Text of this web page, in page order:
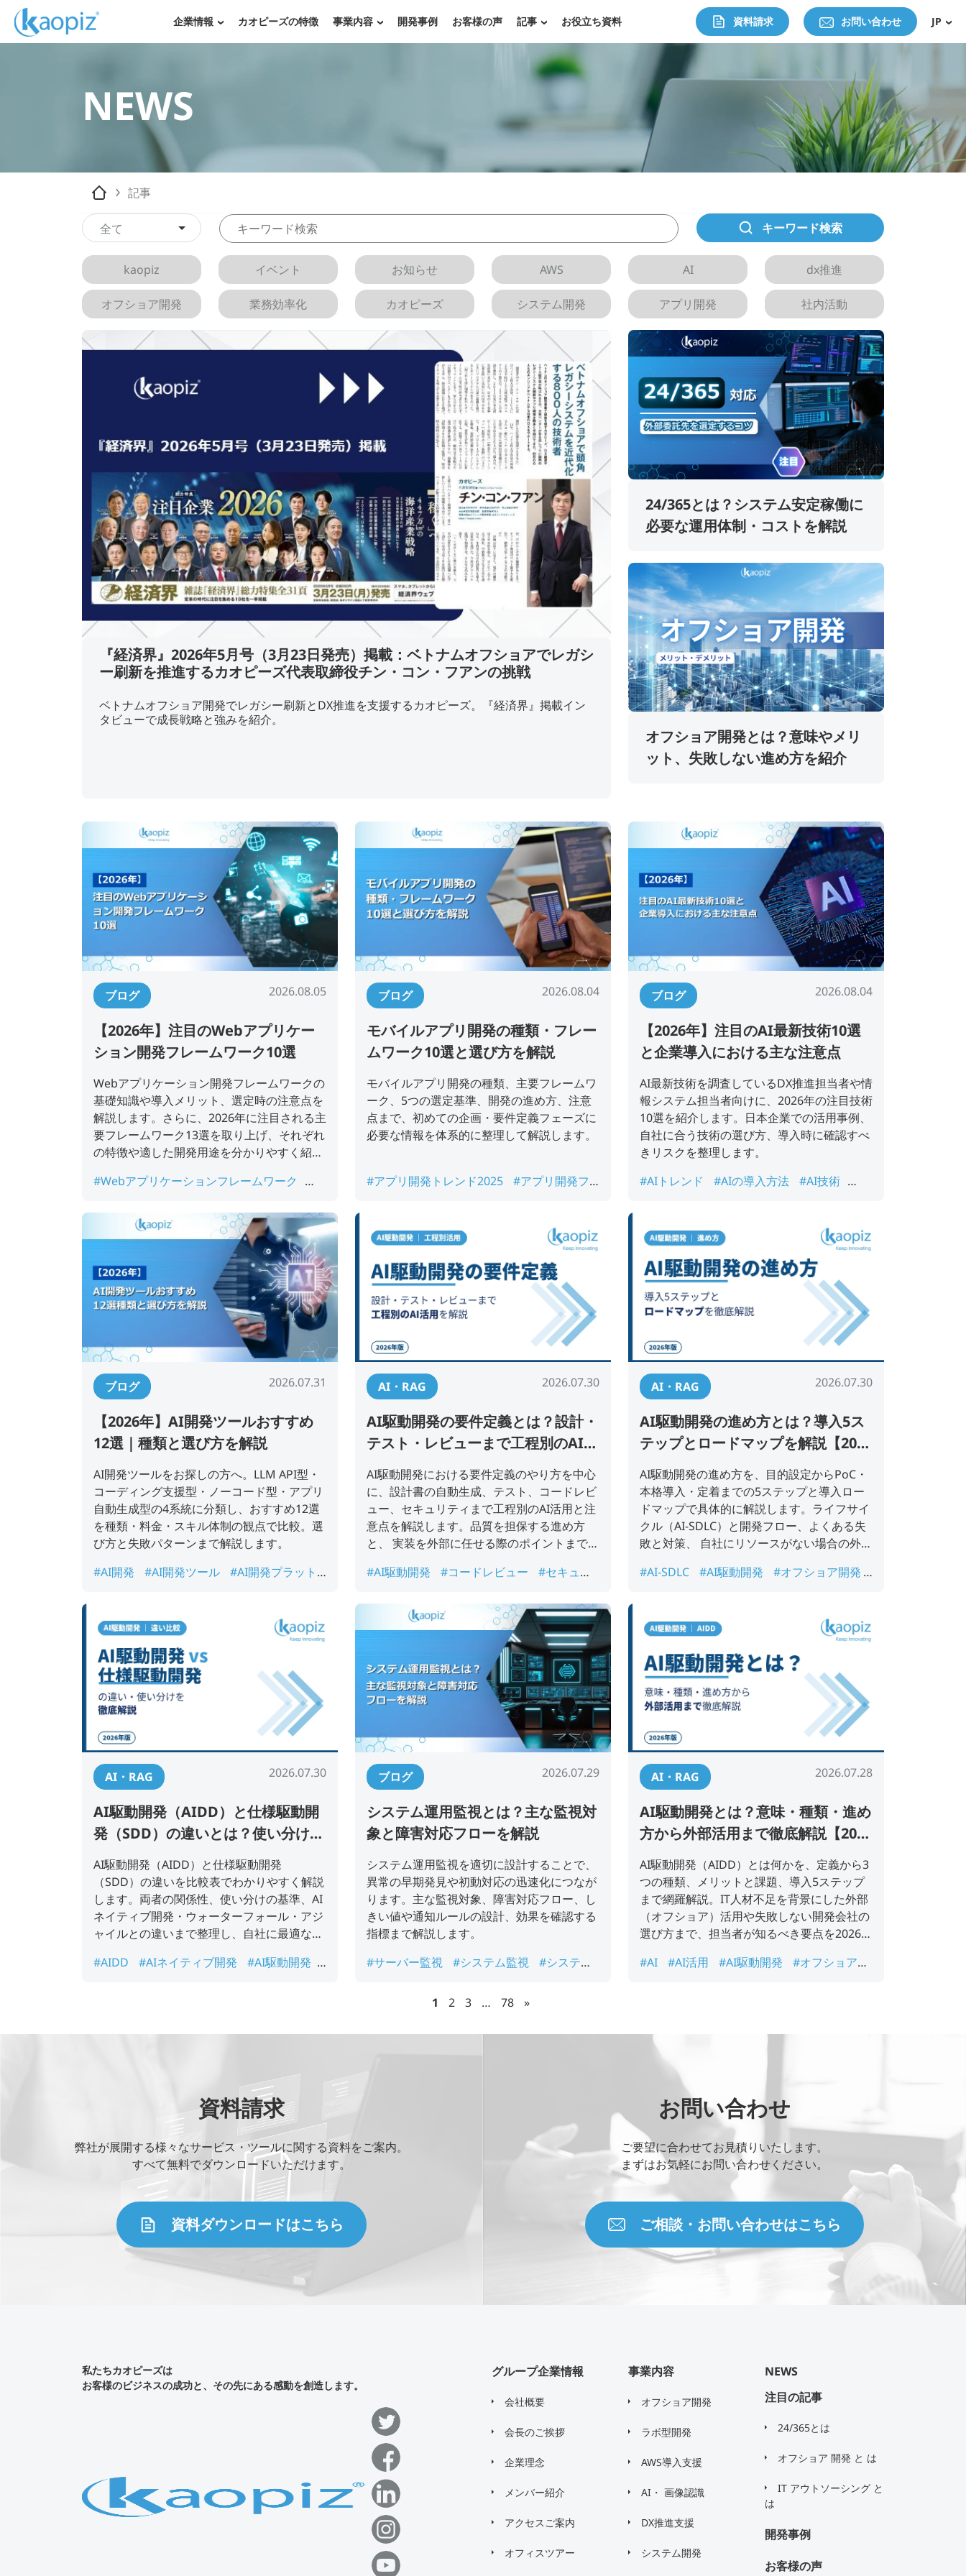
企業情報 カオピーズの特徴 事業内容 開発事例 お客様の声 記事 お役立ち資料 JP
資料請求 お問い合わせ
NEWS
記事
全て キーワード検索
kaopiz イベント お知らせ AWS AI dx推進
オフショア開発 業務効率化 カオピーズ システム開発 アプリ開発 社内活動
『経済界』2026年5月号（3月23日発売）掲載：ベトナムオフショアでレガシ
ー刷新を推進するカオピーズ代表取締役チン・コン・フアンの挑戦
ベトナムオフショア開発でレガシー刷新とDX推進を支援するカオピーズ。『経済界』掲載イン
タビューで成長戦略と強みを紹介。
24/365とは？システム安定稼働に
必要な運用体制・コストを解説
オフショア開発とは？意味やメリ
ット、失敗しない進め方を紹介
ブログ 2026.08.05
【2026年】注目のWebアプリケー
ション開発フレームワーク10選
Webアプリケーション開発フレームワークの
基礎知識や導入メリット、選定時の注意点を
解説します。さらに、2026年に注目される主
要フレームワーク13選を取り上げ、それぞれ
の特徴や適した開発用途を分かりやすく紹介
#Webアプリケーションフレームワーク
開発フレームワーク
#最新フレームワーク
ブログ 2026.08.04
モバイルアプリ開発の種類・フレー
ムワーク10選と選び方を解説
モバイルアプリ開発の種類、主要フレームワ
ーク、5つの選定基準、開発の進め方、注意
点まで、初めての企画・要件定義フェーズに
必要な情報を体系的に整理して解説します。
#アプリ開発トレンド2025
#アプリ開発フ
ツール #モバイルアプリ開発フレームワー
ク
ブログ 2026.08.04
【2026年】注目のAI最新技術10選
と企業導入における主な注意点
AI最新技術を調査しているDX推進担当者や情
報システム担当者向けに、2026年の注目技術
10選を紹介します。日本企業での活用事例、
自社に合う技術の選び方、導入時に確認すべ
きリスクを整理します。
#AIトレンド
#AIの導入方法
#AI技術
ブログ 2026.07.31
【2026年】AI開発ツールおすすめ
12選｜種類と選び方を解説
AI開発ツールをお探しの方へ。LLM API型・
コーディング支援型・ノーコード型・アプリ
自動生成型の4系統に分類し、おすすめ12選
を種類・料金・スキル体制の観点で比較。選
び方と失敗パターンまで解説します。
#AI開発
#AI開発ツール
#AI開発プラット
AI・RAG 2026.07.30
AI駆動開発の要件定義とは？設計・
テスト・レビューまで工程別のAI活
用を解説【2026年版】
AI駆動開発における要件定義のやり方を中心
に、設計書の自動生成、テスト、コードレビ
ュー、セキュリティまで工程別のAI活用と注
意点を解説します。品質を担保する進め方
と、 実装を外部に任せる際のポイントまで、
た。
#AI駆動開発 #コードレビュー
#セキュリ
AI・RAG 2026.07.30
AI駆動開発の進め方とは？導入5ス
テップとロードマップを解説【2026
年版】
AI駆動開発の進め方を、目的設定からPoC・
本格導入・定着までの5ステップと導入ロー
ドマップで具体的に解説します。ライフサイ
クル（AI-SDLC）と開発フロー、よくある失
敗と対策、 自社にリソースがない場合の外部
とめました。
#AI-SDLC #AI駆動開発
#オフショア開発
AI・RAG 2026.07.30
AI駆動開発（AIDD）と仕様駆動開
発（SDD）の違いとは？使い分けま
で解説【2026年版】
AI駆動開発（AIDD）と仕様駆動開発
（SDD）の違いを比較表でわかりやすく解説
します。両者の関係性、使い分けの基準、AI
ネイティブ開発・ウォーターフォール・アジ
ャイルとの違いまで整理し、自社に最適な進
#AIDD #AIネイティブ開発
#AI駆動開発
ブログ 2026.07.29
システム運用監視とは？主な監視対
象と障害対応フローを解説
システム運用監視を適切に設計することで、
異常の早期発見や初動対応の迅速化につなが
ります。主な監視対象、障害対応フロー、し
きい値や通知ルールの設計、効果を確認する
指標まで解説します。
#サーバー監視
#システム監視
#システム
AI・RAG 2026.07.28
AI駆動開発とは？意味・種類・進め
方から外部活用まで徹底解説【2026
年版】
AI駆動開発（AIDD）とは何かを、定義から3
つの種類、メリットと課題、導入5ステップ
まで網羅解説。IT人材不足を背景にした外部
（オフショア）活用や失敗しない開発会社の
選び方まで、担当者が知るべき要点を2026年
#AI #AI活用 #AI駆動開発
#オフショア開
1
2 3 … 78 »
資料請求
弊社が展開する様々なサービス・ツールに関する資料をご案内。
すべて無料でダウンロードいただけます。
資料ダウンロードはこちら
お問い合わせ
ご要望に合わせてお見積りいたします。
まずはお気軽にお問い合わせください。
ご相談・お問い合わせはこちら
私たちカオピーズは
お客様のビジネスの成功と、その先にある感動を創造します。
グループ企業情報
会社概要
会長のご挨拶
企業理念
メンバー紹介
アクセスご案内
オフィスツアー
事業内容
オフショア開発
ラボ型開発
AWS導入支援
AI・ 画像認識
DX推進支援
システム開発
NEWS
注目の記事
24/365とは
オフショア 開発 と は
IT アウトソーシング と
は
開発事例
お客様の声